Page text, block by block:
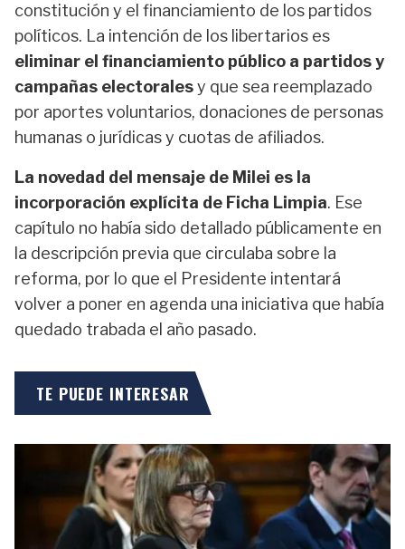
constitución y el financiamiento de los partidos
políticos. La intención de los libertarios es
eliminar el financiamiento público a partidos y
campañas electoralesy que sea reemplazado
por aportes voluntarios, donaciones de personas
humanas o jurídicas y cuotas de afiliados.
La novedad del mensaje de Milei es la
incorporación explícita de Ficha Limpia. Ese
capítulo no había sido detallado públicamente en
la descripción previa que circulaba sobre la
reforma, por lo que el Presidente intentará
volver a poner en agenda una iniciativa que había
quedado trabada el año pasado.
TE PUEDE INTERESAR